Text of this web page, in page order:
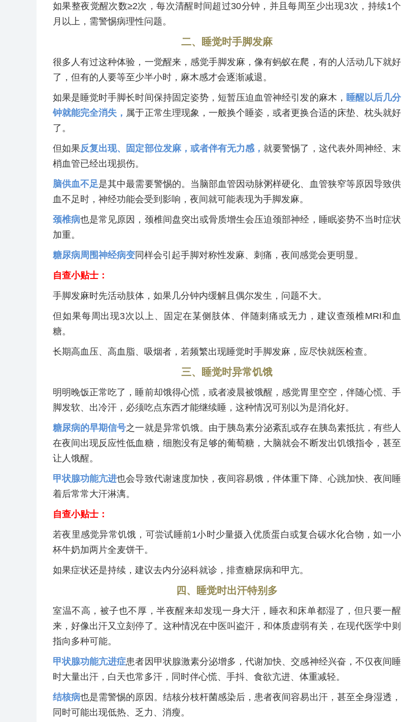
如果整夜觉醒次数≥2次，每次清醒时间超过30分钟，并且每周至少出现3次，持续1个
月以上，需警惕病理性问题。
二、睡觉时手脚发麻
很多人有过这种体验，一觉醒来，感觉手脚发麻，像有蚂蚁在爬，有的人活动几下就好
了，但有的人要等至少半小时，麻木感才会逐渐减退。
如果是睡觉时手脚长时间保持固定姿势，短暂压迫血管神经引发的麻木， 睡醒以后几分
钟就能完全消失， 属于正常生理现象，一般换个睡姿，或者更换合适的床垫、枕头就好
了。
但如果反复出现、固定部位发麻，或者伴有无力感， 就要警惕了，这代表外周神经、末
梢血管已经出现损伤。
脑供血不足是其中最需要警惕的。当脑部血管因动脉粥样硬化、血管狭窄等原因导致供
血不足时，神经功能会受到影响，夜间就可能表现为手脚发麻。
颈椎病也是常见原因，颈椎间盘突出或骨质增生会压迫颈部神经，睡眠姿势不当时症状
加重。
糖尿病周围神经病变同样会引起手脚对称性发麻、刺痛，夜间感觉会更明显。
自查小贴士：
手脚发麻时先活动肢体，如果几分钟内缓解且偶尔发生，问题不大。
但如果每周出现3次以上、固定在某侧肢体、伴随刺痛或无力，建议查颈椎MRI和血
糖。
长期高血压、高血脂、吸烟者，若频繁出现睡觉时手脚发麻，应尽快就医检查。
三、睡觉时异常饥饿
明明晚饭正常吃了，睡前却饿得心慌，或者凌晨被饿醒，感觉胃里空空，伴随心慌、手
脚发软、出冷汗，必须吃点东西才能继续睡，这种情况可别以为是消化好。
糖尿病的早期信号之一就是异常饥饿。由于胰岛素分泌紊乱或存在胰岛素抵抗，有些人
在夜间出现反应性低血糖，细胞没有足够的葡萄糖，大脑就会不断发出饥饿指令，甚至
让人饿醒。
甲状腺功能亢进也会导致代谢速度加快，夜间容易饿，伴体重下降、心跳加快、夜间睡
着后常常大汗淋漓。
自查小贴士：
若夜里感觉异常饥饿，可尝试睡前1小时少量摄入优质蛋白或复合碳水化合物，如一小
杯牛奶加两片全麦饼干。
如果症状还是持续，建议去内分泌科就诊，排查糖尿病和甲亢。
四、睡觉时出汗特别多
室温不高，被子也不厚，半夜醒来却发现一身大汗，睡衣和床单都湿了，但只要一醒
来，好像出汗又立刻停了。这种情况在中医叫盗汗，和体质虚弱有关，在现代医学中则
指向多种可能。
甲状腺功能亢进症患者因甲状腺激素分泌增多，代谢加快、交感神经兴奋，不仅夜间睡
时大量出汗，白天也常多汗，同时伴心慌、手抖、食欲亢进、体重减轻。
结核病也是需警惕的原因。结核分枝杆菌感染后，患者夜间容易出汗，甚至全身湿透，
同时可能出现低热、乏力、消瘦。